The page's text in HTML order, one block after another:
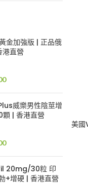
金加強版 | 正品俄
港直營
價
圍：
$2,400
威樂男性陰莖增
顆 | 香港直營
價
範
圍：
20mg/30粒 印
+增硬 | 香港直營
美國